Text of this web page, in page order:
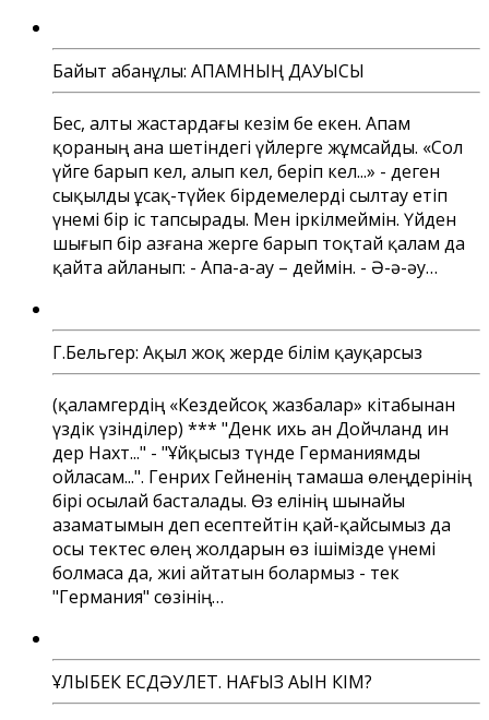
Байыт Қабанұлы: АПАМНЫҢ ДАУЫСЫ
Бес, алты жастардағы кезім бе екен. Апам
қораның ана шетіндегі үйлерге жұмсайды. «Сол
үйге барып кел, алып кел, беріп кел...» - деген
сықылды ұсақ-түйек бірдемелерді сылтау етіп
үнемі бір іс тапсырады. Мен іркілмеймін. Үйден
шығып бір азғана жерге барып тоқтай қалам да
қайта айланып: - Апа-а-ау – деймін. - Ә-ә-әу…
Г.Бельгер: Ақыл жоқ жерде білім қауқарсыз
(қаламгердің «Кездейсоқ жазбалар» кітабынан
үздік үзінділер) *** "Денк ихь ан Дойчланд ин
дер Нахт..." - "Ұйқысыз түнде Германиямды
ойласам...". Генрих Гейненің тамаша өлеңдерінің
бірі осылай басталады. Өз елінің шынайы
азаматымын деп есептейтін қай-қайсымыз да
осы тектес өлең жолдарын өз ішімізде үнемі
болмаса да, жиі айтатын болармыз - тек
"Германия" сөзінің…
ҰЛЫҚБЕК ЕСДӘУЛЕТ. НАҒЫЗ АҚЫН КІМ?